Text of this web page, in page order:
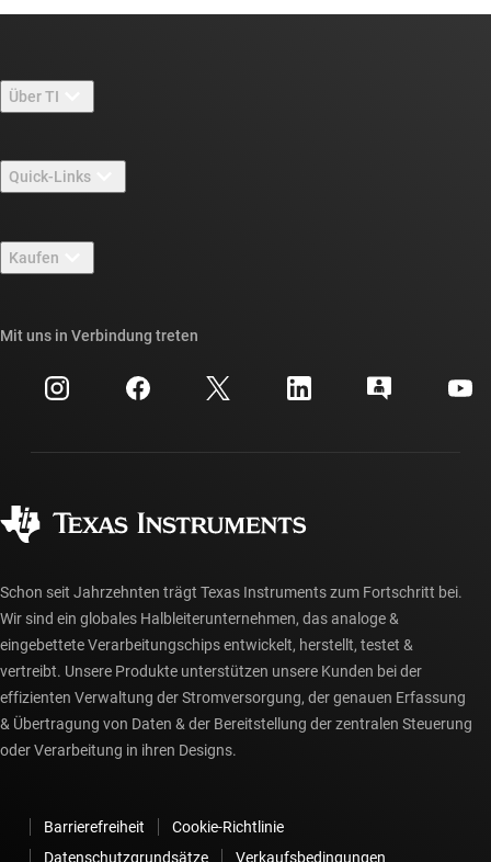
Über TI
Stellenangebote
Newsroom
Veranstaltungen
Investorenbeziehungen
Quick-Links
TI E2E™-Design-Support-Foren
Querverweis-Suche
Kundensupportzentrum
myTI-Konto FAQs
Kaufen
Häufig gestellte Fragen zu Bestellungen
Mit uns in Verbindung treten
Schon seit Jahrzehnten trägt Texas Instruments zum Fortschritt bei.
Wir sind ein globales Halbleiterunternehmen, das analoge &
eingebettete Verarbeitungschips entwickelt, herstellt, testet &
vertreibt. Unsere Produkte unterstützen unsere Kunden bei der
effizienten Verwaltung der Stromversorgung, der genauen Erfassung
& Übertragung von Daten & der Bereitstellung der zentralen Steuerung
oder Verarbeitung in ihren Designs.
Barrierefreiheit
Cookie-Richtlinie
Datenschutzgrundsätze
Verkaufsbedingungen